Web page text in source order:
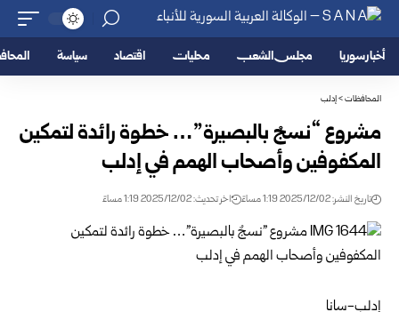
أخبار سوريا مجلس الشعب محليات اقتصاد سياسة
المحافظات>إدلب
مشروع “نسجٌ بالبصيرة”… خطوة رائدة لتمكين
المكفوفين وأصحاب الهمم في إدلب
تاريخ النشر: 2025/12/02 1:19 مساءً اخر تحديث: 2025/12/02 1:19 مساءً
إدلب-سانا